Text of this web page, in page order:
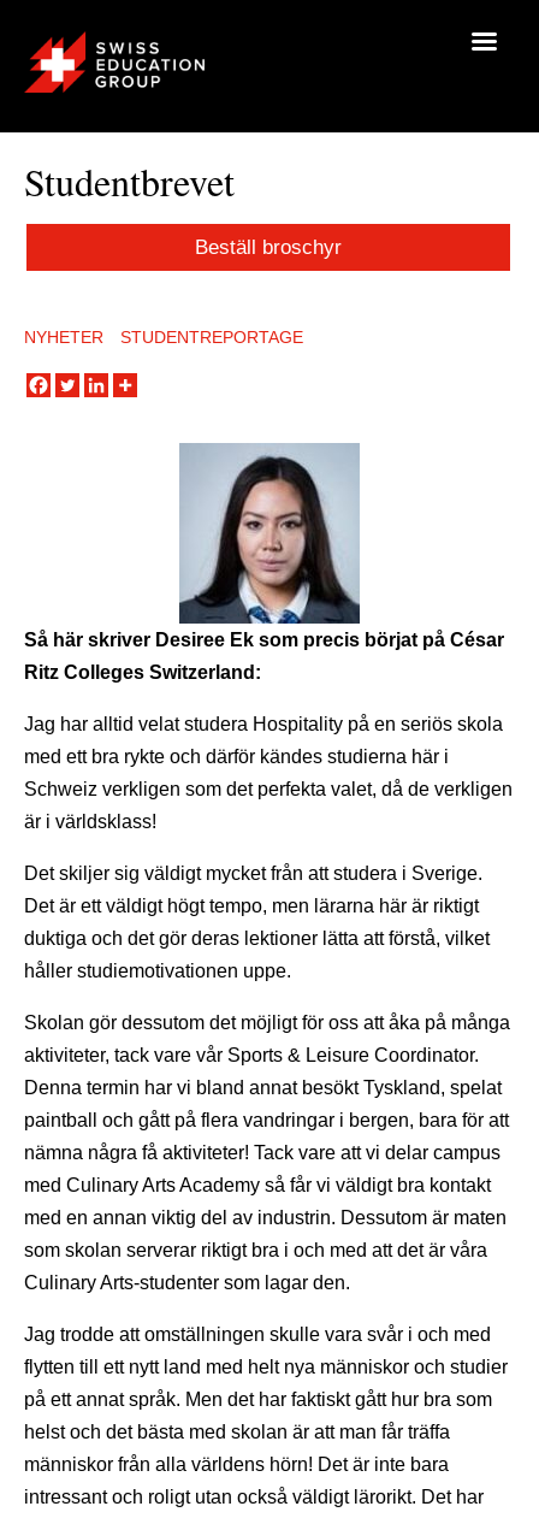
Studentbrevet
Beställ broschyr
NYHETER STUDENTREPORTAGE
Så här skriver Desiree Ek som precis börjat på César
Ritz Colleges Switzerland:
Jag har alltid velat studera Hospitality på en seriös skola
med ett bra rykte och därför kändes studierna här i
Schweiz verkligen som det perfekta valet, då de verkligen
är i världsklass!
Det skiljer sig väldigt mycket från att studera i Sverige.
Det är ett väldigt högt tempo, men lärarna här är riktigt
duktiga och det gör deras lektioner lätta att förstå, vilket
håller studiemotivationen uppe.
Skolan gör dessutom det möjligt för oss att åka på många
aktiviteter, tack vare vår Sports & Leisure Coordinator.
Denna termin har vi bland annat besökt Tyskland, spelat
paintball och gått på flera vandringar i bergen, bara för att
nämna några få aktiviteter! Tack vare att vi delar campus
med Culinary Arts Academy så får vi väldigt bra kontakt
med en annan viktig del av industrin. Dessutom är maten
som skolan serverar riktigt bra i och med att det är våra
Culinary Arts-studenter som lagar den.
Jag trodde att omställningen skulle vara svår i och med
flytten till ett nytt land med helt nya människor och studier
på ett annat språk. Men det har faktiskt gått hur bra som
helst och det bästa med skolan är att man får träffa
människor från alla världens hörn! Det är inte bara
intressant och roligt utan också väldigt lärorikt. Det har